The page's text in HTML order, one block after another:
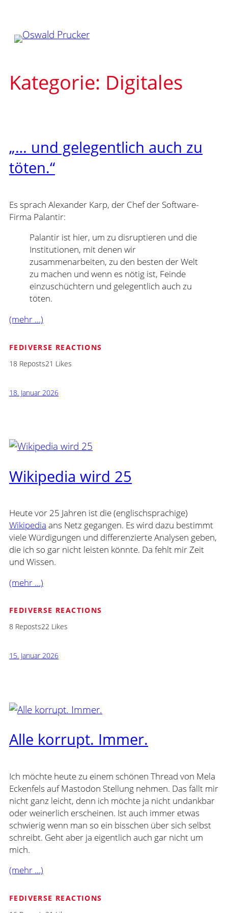
springen
Kategorie: Digitales
„… und gelegentlich auch zu
töten.“
Es sprach Alexander Karp, der Chef der Software-
Firma Palantir:
Palantir ist hier, um zu disruptieren und die
Institutionen, mit denen wir
zusammenarbeiten, zu den besten der Welt
zu machen und wenn es nötig ist, Feinde
einzuschüchtern und gelegentlich auch zu
töten.
(mehr …)
FEDIVERSE REACTIONS
18 Reposts21 Likes
18. Januar 2026
Wikipedia wird 25
Heute vor 25 Jahren ist die (englischsprachige)
Wikipedia ans Netz gegangen. Es wird dazu bestimmt
viele Würdigungen und differenzierte Analysen geben,
die ich so gar nicht leisten könnte. Da fehlt mir Zeit
und Wissen.
(mehr …)
FEDIVERSE REACTIONS
8 Reposts22 Likes
15. Januar 2026
Alle korrupt. Immer.
Ich möchte heute zu einem schönen Thread von Mela
Eckenfels auf Mastodon Stellung nehmen. Das fällt mir
nicht ganz leicht, denn ich möchte ja nicht undankbar
oder weinerlich erscheinen. Ist auch immer etwas
schwierig wenn man so ein bisschen über sich selbst
schreibt. Geht aber ja eigentlich auch gar nicht um
mich.
(mehr …)
FEDIVERSE REACTIONS